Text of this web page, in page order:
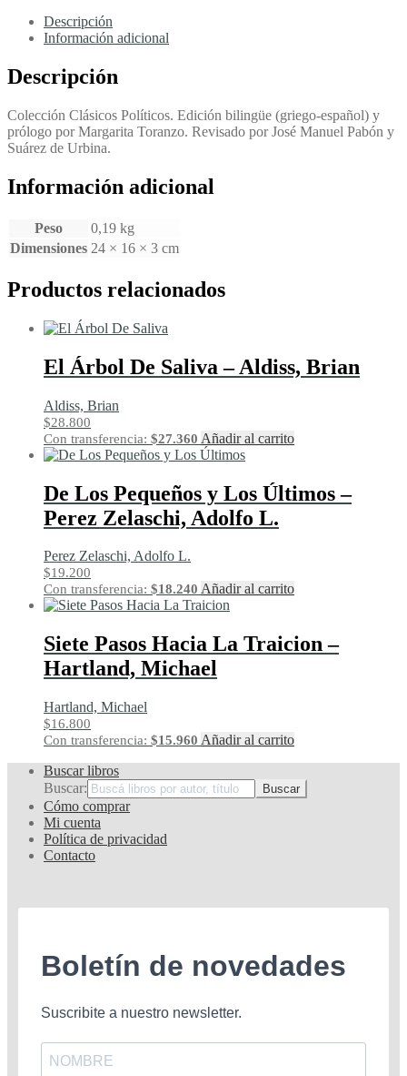
Descripción
Información adicional
Descripción
Colección Clásicos Políticos. Edición bilingüe (griego-español) y
prólogo por Margarita Toranzo. Revisado por José Manuel Pabón y
Suárez de Urbina.
Información adicional
Peso
0,19 kg
Dimensiones 24 × 16 × 3 cm
Productos relacionados
El Árbol De Saliva – Aldiss, Brian
Aldiss, Brian
$28.800
Con transferencia: $27.360 Añadir al carrito
De Los Pequeños y Los Últimos –
Perez Zelaschi, Adolfo L.
Perez Zelaschi, Adolfo L.
$19.200
Con transferencia: $18.240 Añadir al carrito
Siete Pasos Hacia La Traicion –
Hartland, Michael
Hartland, Michael
$16.800
Con transferencia: $15.960 Añadir al carrito
Buscar libros
Buscar:
Cómo comprar
Mi cuenta
Política de privacidad
Contacto
Boletín de novedades
Suscribite a nuestro newsletter.